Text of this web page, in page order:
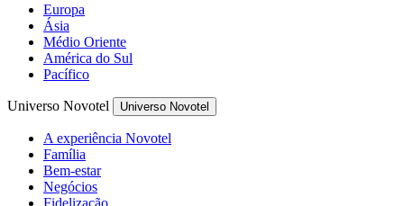
Europa
Ásia
Médio Oriente
América do Sul
Pacífico
Universo Novotel Universo Novotel
A experiência Novotel
Família
Bem-estar
Negócios
Fidelização